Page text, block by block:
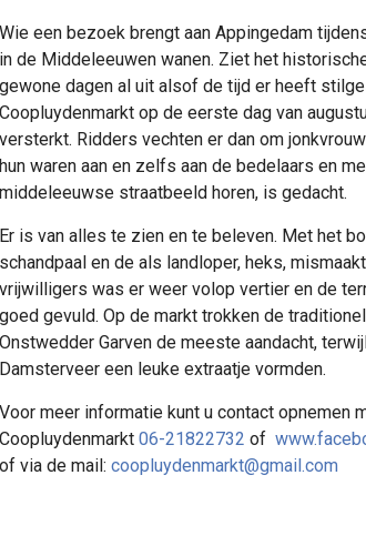
Wie een bezoek brengt aan Appingedam
in de Middeleeuwen wanen. Ziet het
gewone dagen al uit alsof de tijd er heeft
Coopluydenmarkt op de eerste dag van
versterkt. Ridders vechten er dan om
hun waren aan en zelfs aan de bedelaars en
middeleeuwse straatbeeld horen, is gedacht.
Er is van alles te zien en te beleven. Met het
schandpaal en de als landloper, heks,
vrijwilligers was er weer volop vertier en de
goed gevuld. Op de markt trokken de
Onstwedder Garven de meeste aandacht,
Damsterveer een leuke extraatje vormden.
Voor meer informatie kunt u contact opnemen
Coopluydenmarkt 06-21822732 of
of via de mail: coopluydenmarkt@gmail.com